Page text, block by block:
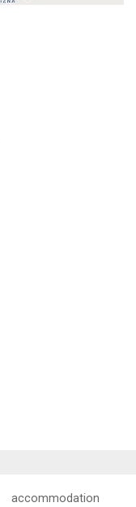
accommodation